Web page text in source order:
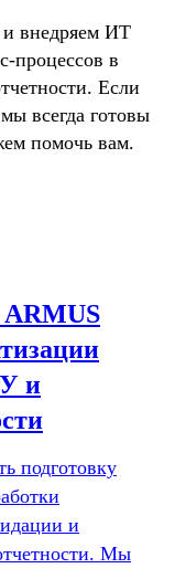
внедряем ИТ
процессов в
Если
всегда готовы
помочь вам.
ARMUS
и
подготовку
и
Мы